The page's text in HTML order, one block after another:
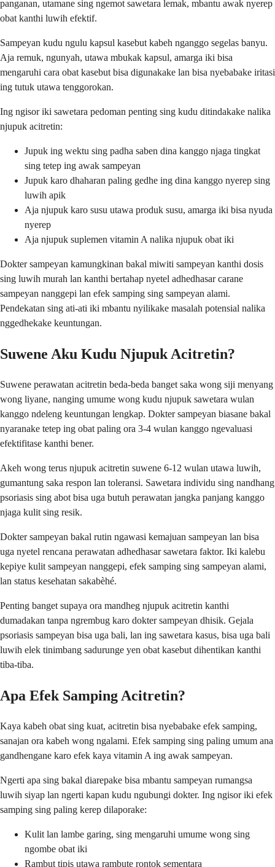
panganan, utamane sing ngemot sawetara lemak, mbantu awak nyerep
obat kanthi luwih efektif.
Sampeyan kudu ngulu kapsul kasebut kabeh nganggo segelas banyu.
Aja remuk, ngunyah, utawa mbukak kapsul, amarga iki bisa
mengaruhi cara obat kasebut bisa digunakake lan bisa nyebabake iritasi
ing tutuk utawa tenggorokan.
Ing ngisor iki sawetara pedoman penting sing kudu ditindakake nalika
njupuk acitretin:
Jupuk ing wektu sing padha saben dina kanggo njaga tingkat
sing tetep ing awak sampeyan
Jupuk karo dhaharan paling gedhe ing dina kanggo nyerep sing
luwih apik
Aja njupuk karo susu utawa produk susu, amarga iki bisa nyuda
nyerep
Aja njupuk suplemen vitamin A nalika njupuk obat iki
Dokter sampeyan kamungkinan bakal miwiti sampeyan kanthi dosis
sing luwih murah lan kanthi bertahap nyetel adhedhasar carane
sampeyan nanggepi lan efek samping sing sampeyan alami.
Pendekatan sing ati-ati iki mbantu nyilikake masalah potensial nalika
nggedhekake keuntungan.
Suwene Aku Kudu Njupuk Acitretin?
Suwene perawatan acitretin beda-beda banget saka wong siji menyang
wong liyane, nanging umume wong kudu njupuk sawetara wulan
kanggo ndeleng keuntungan lengkap. Dokter sampeyan biasane bakal
nyaranake tetep ing obat paling ora 3-4 wulan kanggo ngevaluasi
efektifitase kanthi bener.
Akeh wong terus njupuk acitretin suwene 6-12 wulan utawa luwih,
gumantung saka respon lan toleransi. Sawetara individu sing nandhang
psoriasis sing abot bisa uga butuh perawatan jangka panjang kanggo
njaga kulit sing resik.
Dokter sampeyan bakal rutin ngawasi kemajuan sampeyan lan bisa
uga nyetel rencana perawatan adhedhasar sawetara faktor. Iki kalebu
kepiye kulit sampeyan nanggepi, efek samping sing sampeyan alami,
lan status kesehatan sakabèhé.
Penting banget supaya ora mandheg njupuk acitretin kanthi
dumadakan tanpa ngrembug karo dokter sampeyan dhisik. Gejala
psoriasis sampeyan bisa uga bali, lan ing sawetara kasus, bisa uga bali
luwih elek tinimbang sadurunge yen obat kasebut dihentikan kanthi
tiba-tiba.
Apa Efek Samping Acitretin?
Kaya kabeh obat sing kuat, acitretin bisa nyebabake efek samping,
sanajan ora kabeh wong ngalami. Efek samping sing paling umum ana
gandhengane karo efek kaya vitamin A ing awak sampeyan.
Ngerti apa sing bakal diarepake bisa mbantu sampeyan rumangsa
luwih siyap lan ngerti kapan kudu ngubungi dokter. Ing ngisor iki efek
samping sing paling kerep dilaporake:
Kulit lan lambe garing, sing mengaruhi umume wong sing
ngombe obat iki
Rambut tipis utawa rambute rontok sementara